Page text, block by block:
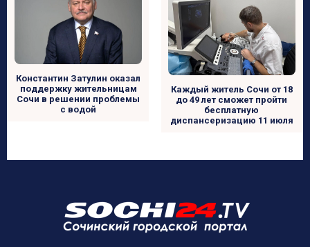
Константин Затулин оказал
поддержку жительницам
Сочи в решении проблемы
с водой
Каждый житель Сочи от 18
до 49 лет сможет пройти
бесплатную
диспансеризацию 11 июля